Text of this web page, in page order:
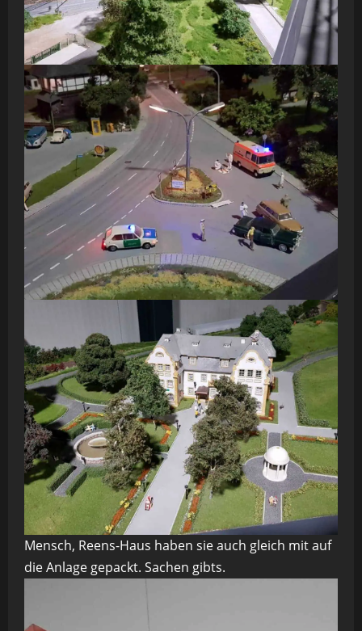
Mensch, Reens-Haus haben sie auch gleich mit auf
die Anlage gepackt. Sachen gibts.